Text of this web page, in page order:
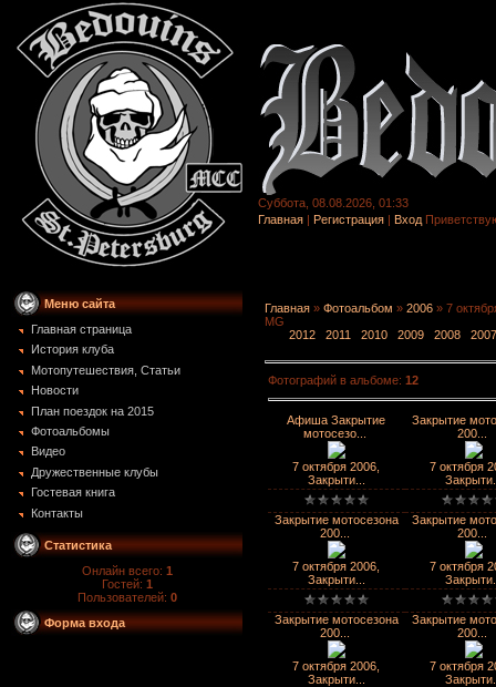
Суббота, 08.08.2026, 01:33
Главная | Регистрация | Вход
Меню сайта
Главная страница
История клуба
Мотопутешествия, Статьи
Новости
План поездок на 2015
Фотоальбомы
Видео
Дружественные клубы
Гостевая книга
Контакты
Статистика
Онлайн всего: 1
Гостей: 1
Пользователей: 0
Форма входа
Главная » Фотоальбом » 2006 » 7
MG
2012
2011 2010 2009 2008
Фотографий в альбоме: 12
Афиша Закрытие
мотосезо...
7 октября 2006,
Закрыти...
Закрытие
200...
7 октября
Закрытие мотосезона
200...
7 октября 2006,
Закрыти...
Закрытие
200...
7 октября
Закрытие мотосезона
200...
7 октября 2006,
Закрыти...
Закрытие
200...
7 октября